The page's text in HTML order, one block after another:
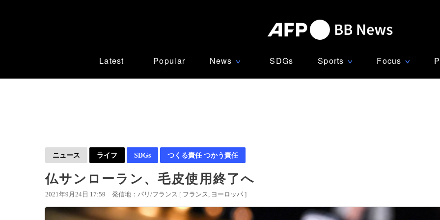
Latest Popular News ∨ SDGs Sports ∨ Focus ∨
ニュース ライフ SDGs つくる責任 つかう責任
仏サンローラン、毛皮使用終了へ
2021年9月24日 17:59 発信地：パリ/フランス [ フランス ヨーロッパ ]